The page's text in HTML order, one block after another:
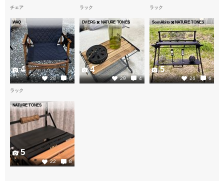
チェア
WAQ
28 6
4
ラック
DVERG ✖️ NATURE TONES
29 4
4
ラック
SomAbito ✖️ NATURE TONES
26 6
5
ラック
NATURE TONES
22 8
5